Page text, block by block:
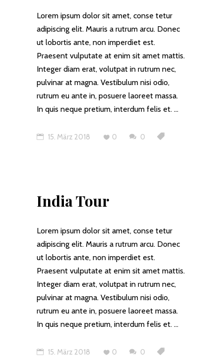
Lorem ipsum dolor sit amet, conse tetur
adipiscing elit. Mauris a rutrum arcu. Donec
ut lobortis ante, non imperdiet est.
Praesent vulputate at enim sit amet mattis.
Integer diam erat, volutpat in rutrum nec,
pulvinar at magna. Vestibulum nisi odio,
rutrum eu ante in, posuere laoreet massa.
In quis neque pretium, interdum felis et.
15. März 2018 0 0
India Tour
Lorem ipsum dolor sit amet, conse tetur
adipiscing elit. Mauris a rutrum arcu. Donec
ut lobortis ante, non imperdiet est.
Praesent vulputate at enim sit amet mattis.
Integer diam erat, volutpat in rutrum nec,
pulvinar at magna. Vestibulum nisi odio,
rutrum eu ante in, posuere laoreet massa.
In quis neque pretium, interdum felis et.
15. März 2018 0 0